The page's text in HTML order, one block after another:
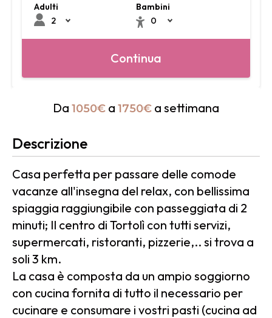
Adulti Bambini
Da 1050€ a 1750€ a settimana
Descrizione
Casa perfetta per passare delle comode
vacanze all'insegna del relax, con bellissima
spiaggia raggiungibile con passeggiata di 2
minuti; Il centro di Tortolì con tutti servizi,
supermercati, ristoranti, pizzerie,.. si trova a
soli 3 km.
La casa è composta da un ampio soggiorno
con cucina fornita di tutto il necessario per
cucinare e consumare i vostri pasti (cucina ad